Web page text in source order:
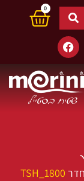
0
TSH_1800